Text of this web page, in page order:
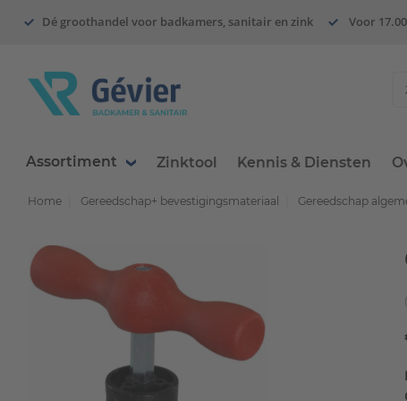
Dé groothandel voor badkamers, sanitair en zink Voor
Assortiment Zinktool Kennis & Diensten
Home Gereedschap+ bevestigingsmateriaal Gereedschap